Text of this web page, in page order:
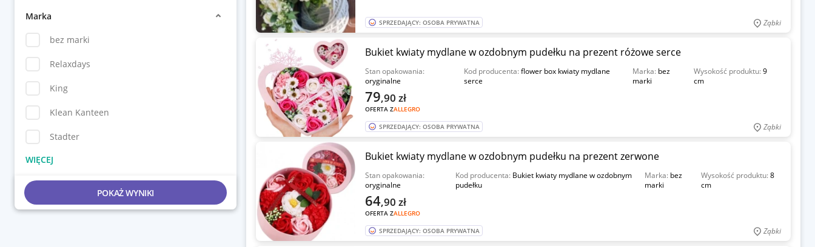
Marka
bez marki
Relaxdays
King
Klean Kanteen
Stadter
POKAŻ WYNIKI
SPRZEDAJĄCY: OSOBA PRYWATNA Ząbki
Bukiet kwiaty mydlane w ozdobnym pudełku na prezent różowe serce
Stan opakowania:
oryginalne
Kod producenta:flower box kwiaty mydlane
serce
Marka: bez
marki
Wysokość produktu:9
cm
OFERTA ZALLEGRO
79,90 zł
SPRZEDAJĄCY: OSOBA PRYWATNA Ząbki
Bukiet kwiaty mydlane w ozdobnym pudełku na prezent zerwone
Stan opakowania:
oryginalne
Kod producenta: Bukiet kwiaty mydlane w ozdobnym
pudełku
Marka: bez
marki
Wysokość produktu:8
cm
OFERTA ZALLEGRO
64,90 zł
SPRZEDAJĄCY: OSOBA PRYWATNA Ząbki